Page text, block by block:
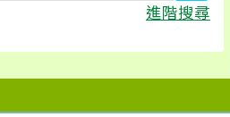
進階搜尋